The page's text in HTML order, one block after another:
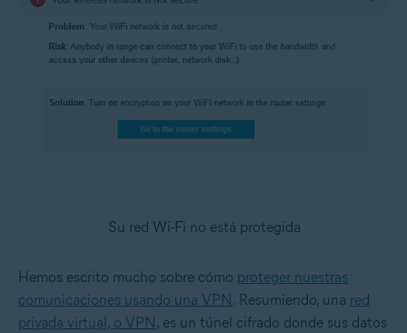
Su red Wi-Fi no está protegida
Hemos escrito mucho sobre cómo proteger nuestras
comunicaciones usando una VPN . Resumiendo, una red
privada virtual, o VPN , es un túnel cifrado donde sus datos